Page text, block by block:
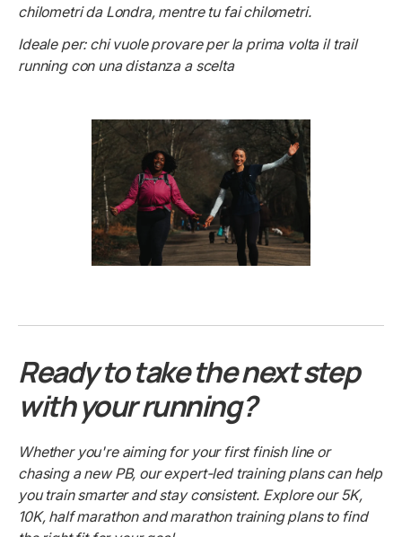
chilometri da Londra, mentre tu fai chilometri.
Ideale per: chi vuole provare per la prima volta il trail
running con una distanza a scelta
Ready to take the next step
with your running?
Whether you're aiming for your first finish line or
chasing a new PB, our expert-led training plans can help
you train smarter and stay consistent. Explore our 5K,
10K, half marathon and marathon training plans to find